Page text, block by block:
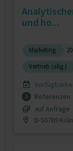
und ho...
Marketing
Vertrieb (allg.)
5
Referenzen
auf Anfrage
D-50769 Köln